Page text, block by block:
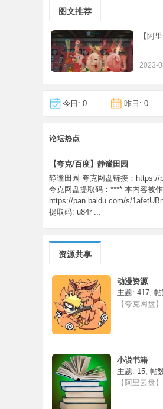
图文推荐
【阿
2023-
今日: 0 昨日: 0
论坛热点
【夸克/百度】静谧田园
静谧田园 夸克网盘链接：https://
夸克网盘提取码：**** 本内容被
https://pan.baidu.com/s/
提取码: u84r ...
资源共享
动漫资源
主题: 417,
【夸克网盘
小说书籍
主题: 15, 帖
【阿里云盘